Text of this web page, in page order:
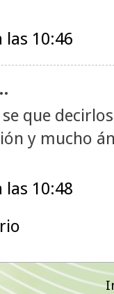
las 10:46
se que
y mucho
las 10:48